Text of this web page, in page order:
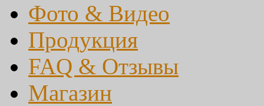
Фото & Видео
Продукция
FAQ & Отзывы
Магазин